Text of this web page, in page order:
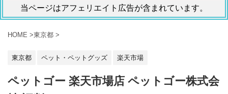
当ページはアフェリエイト広告が含まれています。
HOME >東京都 >
東京都 ペット・ペットグッズ 楽天市場
ペットゴー 楽天市場店 ペットゴー株式会